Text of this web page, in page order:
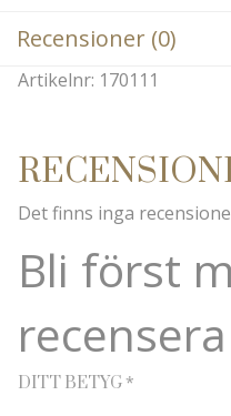
Recensioner (0)
Artikelnr: 170111
Det finns inga
Bli först
DITT BETYG*